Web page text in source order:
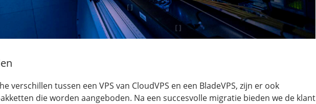
verschillen tussen een VPS van CloudVPS en een BladeVPS, zijn er ook
die worden aangeboden. Na een succesvolle migratie bieden we de klant